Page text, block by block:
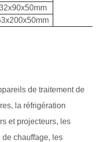
de traitement de
la réfrigération
et projecteurs, les
chauffage, les